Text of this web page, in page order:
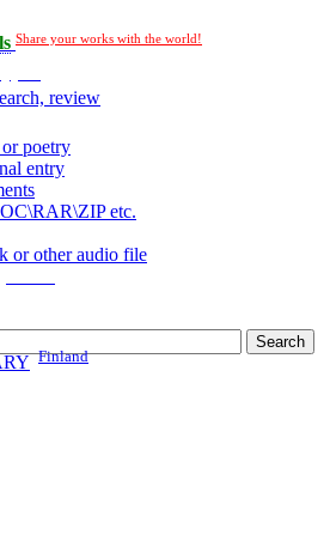
Share your works with the world!
review
poetry
entry
etc.
or other audio file
Finland